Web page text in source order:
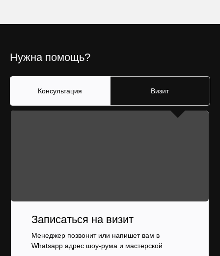
Нужна помощь?
Консультация Визит
Записаться на визит
Менеджер позвонит или напишет вам в
Whatsapp адрес шоу-рума и мастерской